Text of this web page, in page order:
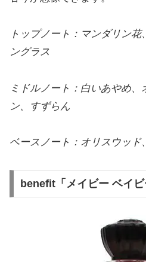
トップノート：マンダリン
ングラス
ミドルノート：白いあやめ
ン、すずらん
ベースノート：オリスウッド
benefit「メイビー ベイビ